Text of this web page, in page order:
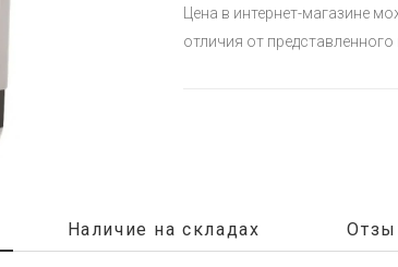
Цена в интернет-магазине
отличия от представленного
Наличие на складах